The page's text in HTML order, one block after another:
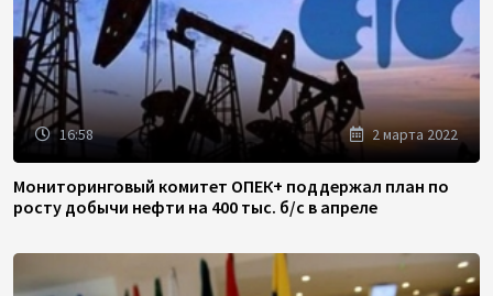
16:58 2 марта 2022
Мониторинговый комитет ОПЕК+ поддержал план по
росту добычи нефти на 400 тыс. б/с в апреле